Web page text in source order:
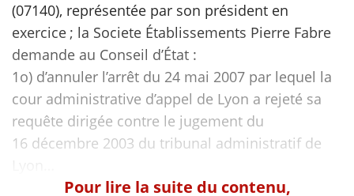
(07140), représentée par son président en
exercice ; la Societe Établissements Pierre Fabre
demande au Conseil d’État :
1o) d’annuler l’arrêt du 24 mai 2007 par lequel la
cour administrative d’appel de Lyon a rejeté sa
requête dirigée contre le jugement du
16 décembre 2003 du tribunal administratif de
Pour lire la suite du contenu,